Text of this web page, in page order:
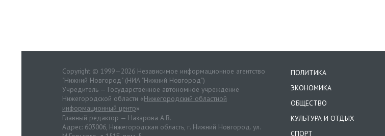
Copyright © 1999—2026 Независимое информационное агентство
"Нижний Новгород" (НИА "Нижний Новгород")
Учредитель — Государственное автономное учреждение
Нижегородской области «Нижегородский областной
информационный центр»
Главный редактор — Назарова А.В.
Адрес: 603006, Нижегородская область, г. Нижний Новгород. ул.
ПОЛИТИКА
ЭКОНОМИКА
ОБЩЕСТВО
КУЛЬТУРА И ОТДЫХ
СПОРТ